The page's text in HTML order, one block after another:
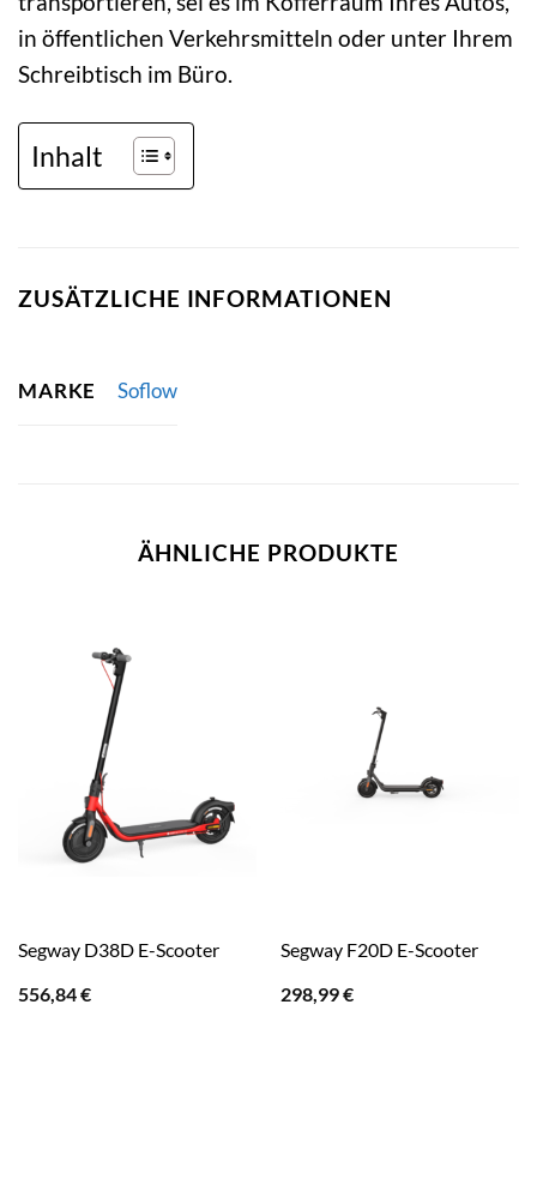
in öffentlichen Verkehrsmitteln oder unter Ihrem
Schreibtisch im Büro.
Inhalt
ZUSÄTZLICHE INFORMATIONEN
MARKE Soflow
ÄHNLICHE PRODUKTE
Segway D38D E-Scooter
556,84€
Segway F20D E-Scooter
298,99€